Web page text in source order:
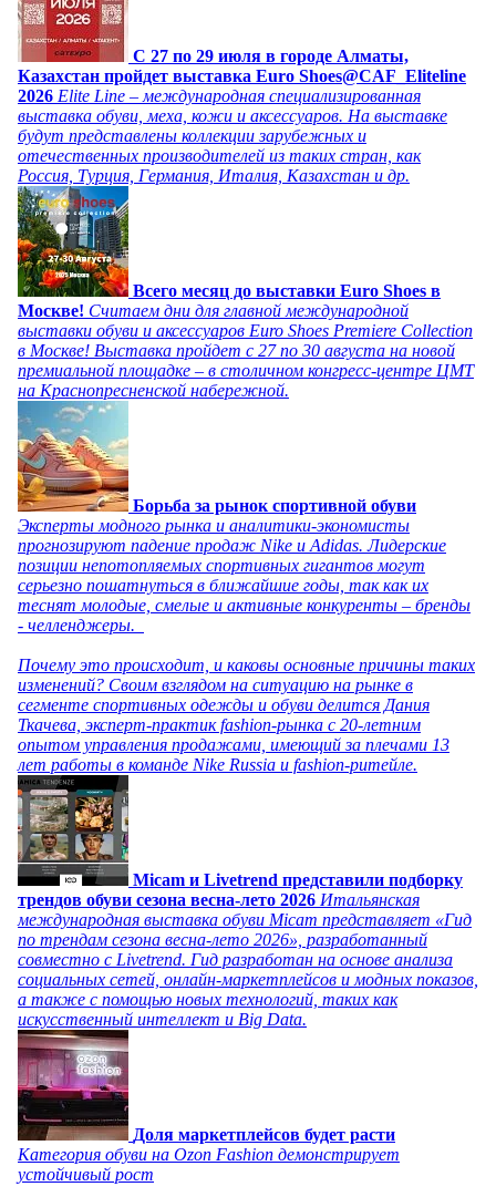
C 27 по 29 июля в городе Алматы,
Казахстан пройдет выставка Euro Shoes@CAF_Eliteline
2026 Elite Line – международная специализированная
выставка обуви, меха, кожи и аксессуаров. На выставке
будут представлены коллекции зарубежных и
отечественных производителей из таких стран, как
Россия, Турция, Германия, Италия, Казахстан и др.
Всего месяц до выставки Euro Shoes в
Москве! Считаем дни для главной международной
выставки обуви и аксессуаров Euro Shoes Premiere Collection
в Москве! Выставка пройдет с 27 по 30 августа на новой
премиальной площадке – в столичном конгресс-центре ЦМТ
на Краснопресненской набережной.
Борьба за рынок спортивной обуви
Эксперты модного рынка и аналитики-экономисты
прогнозируют падение продаж Nike и Adidas. Лидерские
позиции непотопляемых спортивных гигантов могут
серьезно пошатнуться в ближайшие годы, так как их
теснят молодые, смелые и активные конкуренты – бренды
- челленджеры.
Почему это происходит, и каковы основные причины таких
изменений? Своим взглядом на ситуацию на рынке в
сегменте спортивных одежды и обуви делится Дания
Ткачева, эксперт-практик fashion-рынка с 20-летним
опытом управления продажами, имеющий за плечами 13
лет работы в команде Nike Russia и fashion-ритейле.
Micam и Livetrend представили подборку
трендов обуви сезона весна-лето 2026 Итальянская
международная выставка обуви Micam представляет «Гид
по трендам сезона весна-лето 2026», разработанный
совместно с Livetrend. Гид разработан на основе анализа
социальных сетей, онлайн-маркетплейсов и модных показов,
а также с помощью новых технологий, таких как
искусственный интеллект и Big Data.
Доля маркетплейсов будет расти
Категория обуви на Ozon Fashion демонстрирует
устойчивый рост